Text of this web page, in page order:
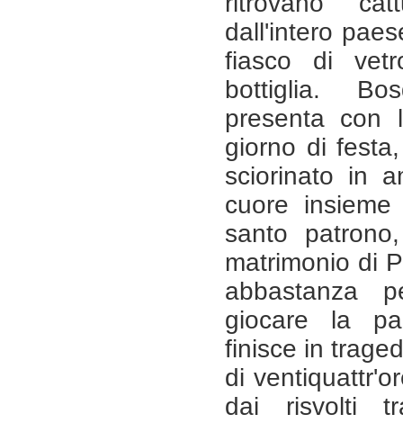
dall'intero
fiasco di
bottiglia.
presenta con
giorno di
sciorinato in
cuore
santo
matrimonio di
abbastanza
giocare la
finisce in
di
dai risvolti